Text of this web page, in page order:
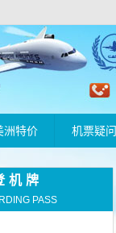
洲特价 机票疑问
机牌
PASS